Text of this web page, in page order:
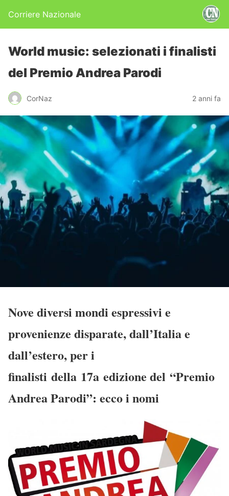
Corriere Nazionale
World music: selezionati i finalisti
del Premio Andrea Parodi
CorNaz 2 anni fa
Nove diversi mondi espressivi e
provenienze disparate, dall’Italia e
dall’estero, per i
finalisti della 17a edizione del “Premio
Andrea Parodi”: ecco i nomi